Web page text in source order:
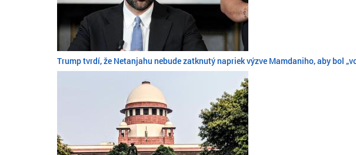
Trump tvrdí, že Netanjahu nebude zatknutý napriek výzve Mamdaniho, aby bol